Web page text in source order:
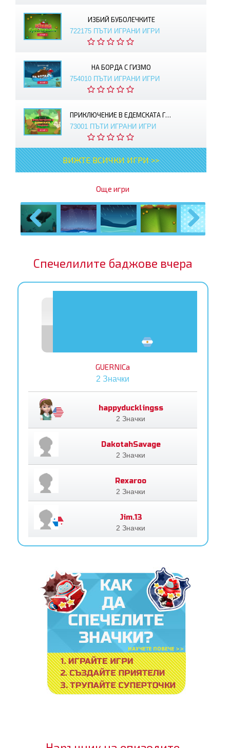
ИЗБИЙ БУБОЛЕЧКИТЕ
722175 ПЪТИ ИГРАНИ ИГРИ
НА БОРДА С ГИЗМО
754010 ПЪТИ ИГРАНИ ИГРИ
ПРИКЛЮЧЕНИЕ В ЕДЕМСКАТА ГРАДИНА
73001 ПЪТИ ИГРАНИ ИГРИ
ВИЖТЕ ВСИЧКИ ИГРИ >>
Още игри
Previous Next
Спечелилите баджове вчера
GUERNICa
2 Значки
happyducklingss
2 Значки
DakotahSavage
2 Значки
Rexaroo
2 Значки
Jim.13
2 Значки